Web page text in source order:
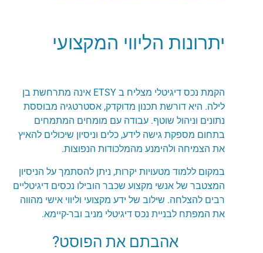
יתרונות הליווי המקצועי
הקמת נכס דיגיטלי מצליח ב ETSY אינה מתרחשת בן
לילה. היא דורשת תכנון מדוקדק, אסטרטגיה מבוססת
נתונים וניהול שוטף. עבודה עם מומחים המתמחים
בתחום מספקת גישה לידע, כלים וניסיון שיכולים להאיץ
את הצמיחה ולהימנע מהמלכודות הנפוצות.
במקום ללמוד מטעויות יקרות, ניתן להסתמך על הניסיון
המצטבר של אנשי מקצוע שכבר הובילו נכסים דיגיטליים
רבים להצלחה. שילוב של ידע מקצועי וליווי אישי מהווה
את המפתח לבניית נכס דיגיטלי מניב ובר-קיימא.
אהבתם את הפוסט?